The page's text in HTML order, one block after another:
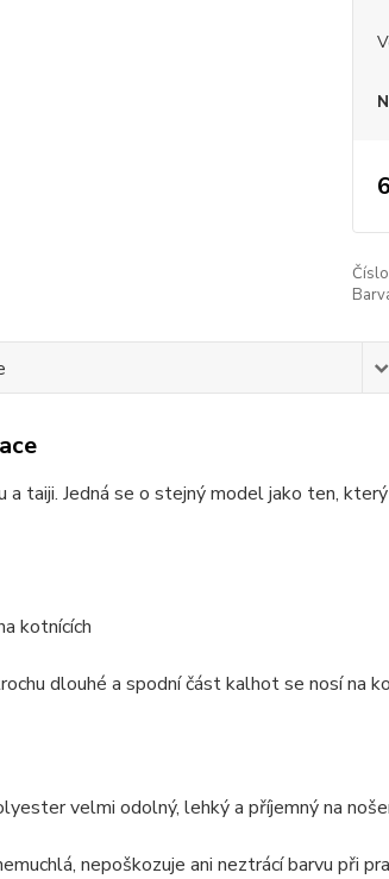
a taiji. Jedná se o stejný model jako ten,
kotnících
dlouhé a spodní část kalhot se nosí na
velmi odolný, lehký a příjemný na
nepoškozuje ani neztrácí barvu při